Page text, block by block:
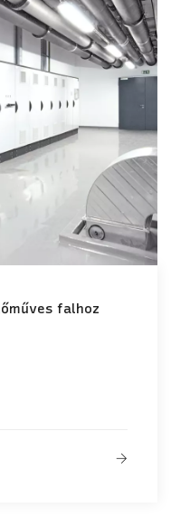
falhoz